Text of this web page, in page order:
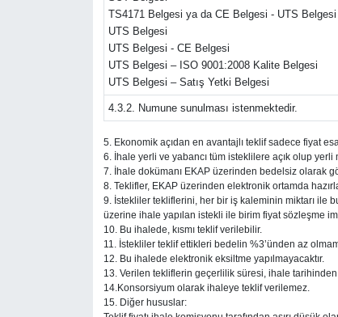
TS4171 Belgesi ya da CE Belgesi - UTS Belgesi
UTS Belgesi
UTS Belgesi - CE Belgesi
UTS Belgesi – ISO 9001:2008 Kalite Belgesi
UTS Belgesi – Satış Yetki Belgesi
4.3.2. Numune sunulması istenmektedir.
5. Ekonomik açıdan en avantajlı teklif sadece fiyat
6. İhale yerli ve yabancı tüm isteklilere açık olup
7. İhale dokümanı EKAP üzerinden bedelsiz olarak
8. Teklifler, EKAP üzerinden elektronik ortamda
9. İstekliler tekliflerini, her bir iş kaleminin miktarı ile
üzerine ihale yapılan istekli ile birim fiyat sözleşme
10. Bu ihalede, kısmı teklif verilebilir.
11. İstekliler teklif ettikleri bedelin %3’ünden az
12. Bu ihalede elektronik eksiltme yapılmayacaktır.
13. Verilen tekliflerin geçerlilik süresi, ihale
14.Konsorsiyum olarak ihaleye teklif verilemez.
15. Diğer hususlar: